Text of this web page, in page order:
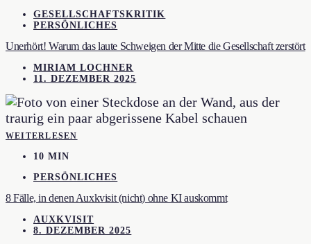
GESELLSCHAFTSKRITIK
PERSÖNLICHES
Unerhört! Warum das laute Schweigen der Mitte die Gesellschaft zerstört
MIRIAM LOCHNER
11. DEZEMBER 2025
WEITERLESEN
10 MIN
PERSÖNLICHES
8 Fälle, in denen Auxkvisit (nicht) ohne KI auskommt
AUXKVISIT
8. DEZEMBER 2025